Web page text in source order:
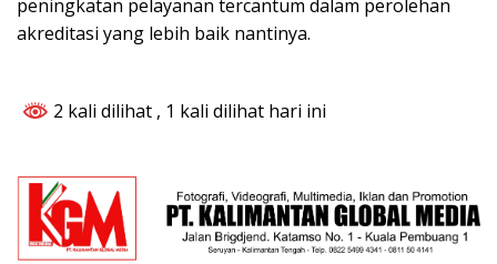
peningkatan pelayanan tercantum dalam perolehan
akreditasi yang lebih baik nantinya.
2 kali dilihat , 1 kali dilihat hari ini